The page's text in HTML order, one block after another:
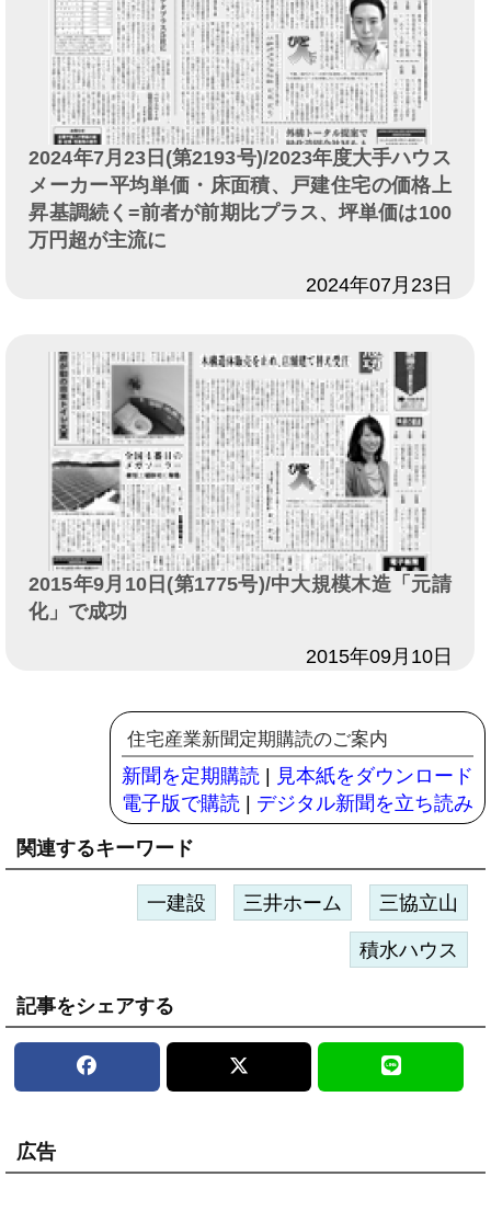
2024年7月23日(第2193号)/2023年度大手ハウス
メーカー平均単価・床面積、戸建住宅の価格上
昇基調続く=前者が前期比プラス、坪単価は100
万円超が主流に
2024年07月23日
2015年9月10日(第1775号)/中大規模木造「元請
化」で成功
2015年09月10日
住宅産業新聞定期購読のご案内
新聞を定期購読
見本紙をダウンロード
電子版で購読
デジタル新聞を立ち読み
関連するキーワード
一建設 三井ホーム 三協立山
積水ハウス
記事をシェアする
広告